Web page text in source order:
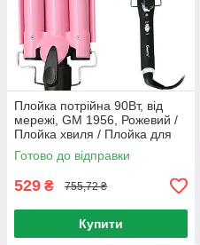
Плойка потрійна 90Вт, від
мережі, GM 1956, Рожевий /
Плойка хвиля / Плойка для
волосся / Щипці для завивки
волосся
Готово до відправки
529 ₴ 755,72 ₴
Купити